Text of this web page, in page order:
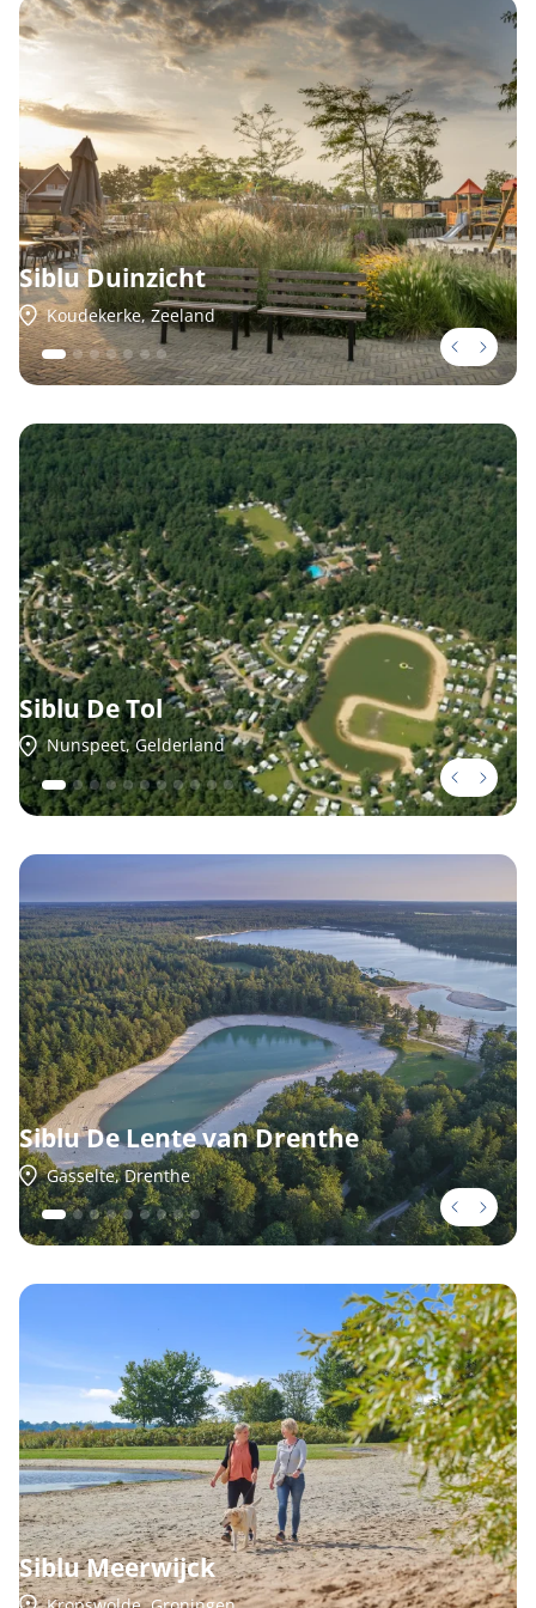
vakantiepark?
Zijn er verschillende prijzen voor de
staanplaatsen?
Hoe lang duurt het voordat mijn chalet wordt
opgeleverd?
Siblu Duinzicht
Koudekerke, Zeeland
Siblu De Tol
Nunspeet, Gelderland
Siblu De Lente van Drenthe
Gasselte, Drenthe
Siblu Meerwijck